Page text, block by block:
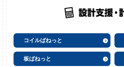
コイルばねっと
板ばねっと